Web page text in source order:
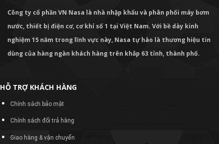
Công ty cổ phần VN Nasa là nhà nhập khẩu và phân phối máy bơm
nước, thiết bị điện cơ, cơ khí số 1 tại Việt Nam. Với bề dày kinh
nghiệm 15 năm trong lĩnh vực này, Nasa tự hào là thương hiệu tin
dùng của hàng ngàn khách hàng trên khắp 63 tỉnh, thành phố.
HỖ TRỢ KHÁCH HÀNG
Chính sách bảo mật
Chính sách đổi trả hàng
Giao hàng & vận chuyển